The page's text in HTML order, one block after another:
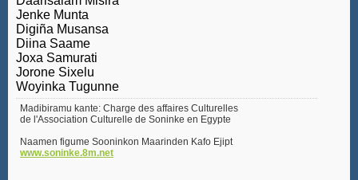
Jenke Munta
Digiña Musansa
Diina Saame
Joxa Samurati
Jorone Sixelu
Woyinka Tugunne
Madibiramu kante: Charge des affaires Culturelles
de l'Association Culturelle de Soninke en Egypte
Naamen figume Sooninkon Maarinden Kafo Ejipt
www.soninke.8m.net